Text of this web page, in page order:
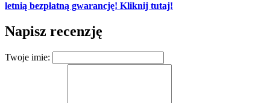
letnią bezpłatną gwarancję! Kliknij tutaj!
Napisz recenzję
Twoje imie: